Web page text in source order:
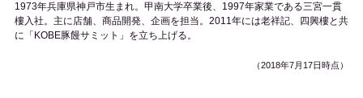
1973年兵庫県神戸市生まれ。甲南大学卒業後、1997年家業である三宮一貫
樓入社。主に店舗、商品開発、企画を担当。2011年には老祥記、四興樓と共
に「KOBE豚饅サミット」を立ち上げる。
（2018年7月17日時点）